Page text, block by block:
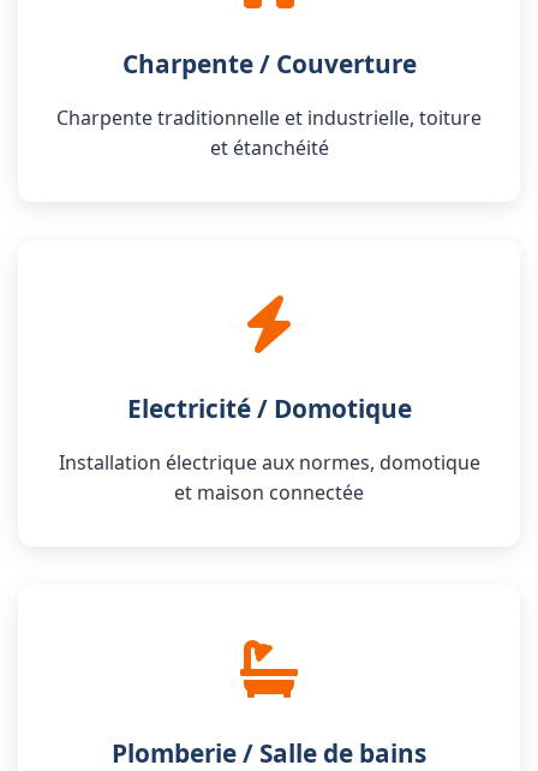
Charpente / Couverture
Charpente traditionnelle et industrielle, toiture
et étanchéité
Electricité / Domotique
Installation électrique aux normes, domotique
et maison connectée
Plomberie / Salle de bains